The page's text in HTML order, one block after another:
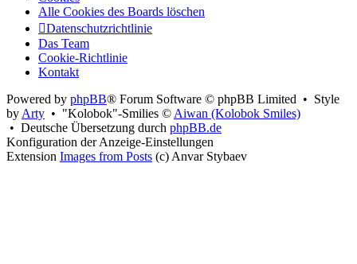
Alle Cookies des Boards löschen
Datenschutzrichtlinie
Das Team
Cookie-Richtlinie
Kontakt
Powered by phpBB® Forum Software © phpBB Limited • Style
by Arty • "Kolobok"-Smilies © Aiwan (Kolobok Smiles)
• Deutsche Übersetzung durch phpBB.de
Konfiguration der Anzeige-Einstellungen
Extension Images from Posts (c) Anvar Stybaev